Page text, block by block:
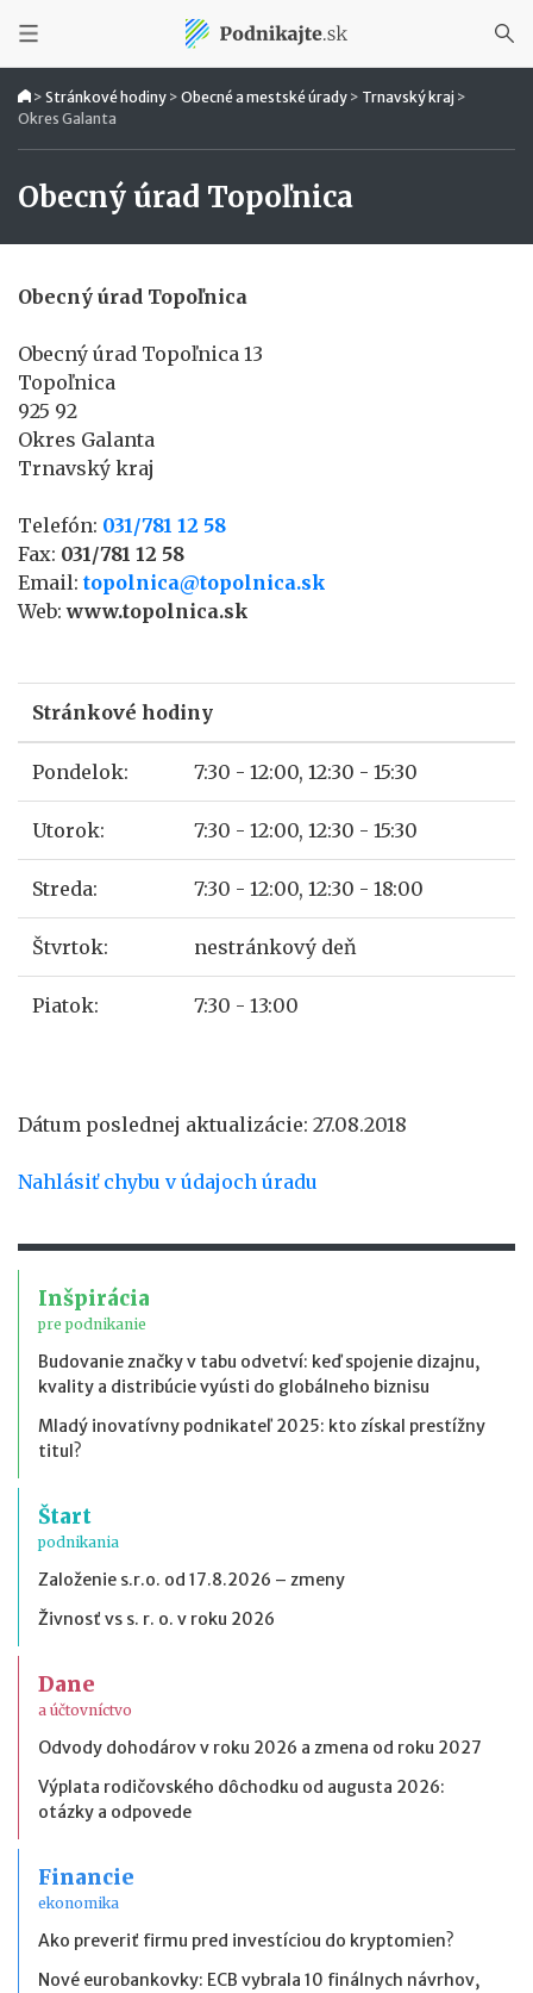
> Stránkové hodiny > Obecné a mestské úrady > Trnavský kraj >
Okres Galanta
Obecný úrad Topoľnica
Obecný úrad Topoľnica
Obecný úrad Topoľnica 13
Topoľnica
925 92
Okres Galanta
Trnavský kraj
Telefón: 031/781 12 58
Fax: 031/781 12 58
Email: topolnica@topolnica.sk
Web:www.topolnica.sk
Stránkové hodiny
Pondelok: 7:30 - 12:00, 12:30 - 15:30
Utorok: 7:30 - 12:00, 12:30 - 15:30
Streda: 7:30 - 12:00, 12:30 - 18:00
Štvrtok: nestránkový deň
Piatok: 7:30 - 13:00
Dátum poslednej aktualizácie: 27.08.2018
Nahlásiť chybu v údajoch úradu
Inšpirácia
pre podnikanie
Budovanie značky v tabu odvetví: keď spojenie dizajnu,
kvality a distribúcie vyústi do globálneho biznisu
Mladý inovatívny podnikateľ 2025: kto získal prestížny
titul?
Štart
podnikania
Založenie s.r.o. od 17.8.2026 – zmeny
Živnosť vs s. r. o. v roku 2026
Dane
a účtovníctvo
Odvody dohodárov v roku 2026 a zmena od roku 2027
Výplata rodičovského dôchodku od augusta 2026:
otázky a odpovede
Financie
ekonomika
Ako preveriť firmu pred investíciou do kryptomien?
Nové eurobankovky: ECB vybrala 10 finálnych návrhov,